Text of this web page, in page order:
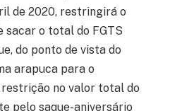
de 2020, restringirá o
o total do FGTS
do ponto de vista do
arapuca para o
no valor total do
pelo saque-aniversário